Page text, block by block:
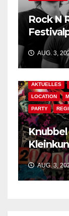
Rock N
AUG. 3,
AKTUELLES
LOCATION
PARTY
AUG. 3,